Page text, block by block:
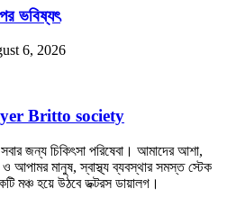
ভবিষ্যৎ
6, 2026
Britto society
জন্য চিকিৎসা পরিষেবা। আমাদের আশা,
ও আপামর মানুষ, স্বাস্থ্য ব্যবস্থার সমস্ত স্টেক
মঞ্চ হয়ে উঠবে ডক্টরস ডায়ালগ।